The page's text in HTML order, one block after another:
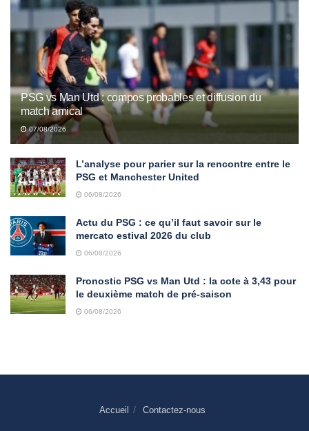
PSG vs Man Utd : compos probables et diffusion du
match amical
07/08/2026
L’analyse pour parier sur la rencontre entre le
PSG et Manchester United
06/08/2026
Actu du PSG : ce qu’il faut savoir sur le
mercato estival 2026 du club
06/08/2026
Pronostic PSG vs Man Utd : la cote à 3,43 pour
le deuxième match de pré-saison
06/08/2026
Accueil Contactez-nous